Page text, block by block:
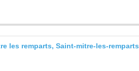
les remparts, Saint-mitre-les-remparts